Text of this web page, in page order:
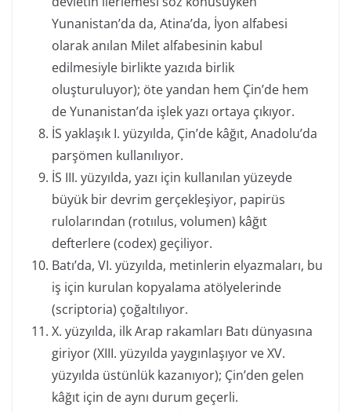
Yunanistan’da da, Atina’da, İyon alfabesi
olarak anılan Milet alfabesinin kabul
edilmesiyle birlikte yazıda birlik
oluşturuluyor); öte yandan hem Çin’de hem
de Yunanistan’da işlek yazı ortaya çıkıyor.
İS yaklaşık I. yüzyılda, Çin’de kâğıt, Anadolu’da
parşömen kullanılıyor.
İS III. yüzyılda, yazı için kullanılan yüzeyde
büyük bir devrim gerçekleşiyor, papirüs
rulolarından (rotıılus, volumen) kâğıt
defterlere (codex) geçiliyor.
Batı’da, VI. yüzyılda, metinlerin elyazmaları, bu
iş için kurulan kopyalama atölyelerinde
(scriptoria) çoğaltılıyor.
X. yüzyılda, ilk Arap rakamları Batı dünyasına
giriyor (XIII. yüzyılda yaygınlaşıyor ve XV.
yüzyılda üstünlük kazanıyor); Çin’den gelen
kâğıt için de aynı durum geçerli.